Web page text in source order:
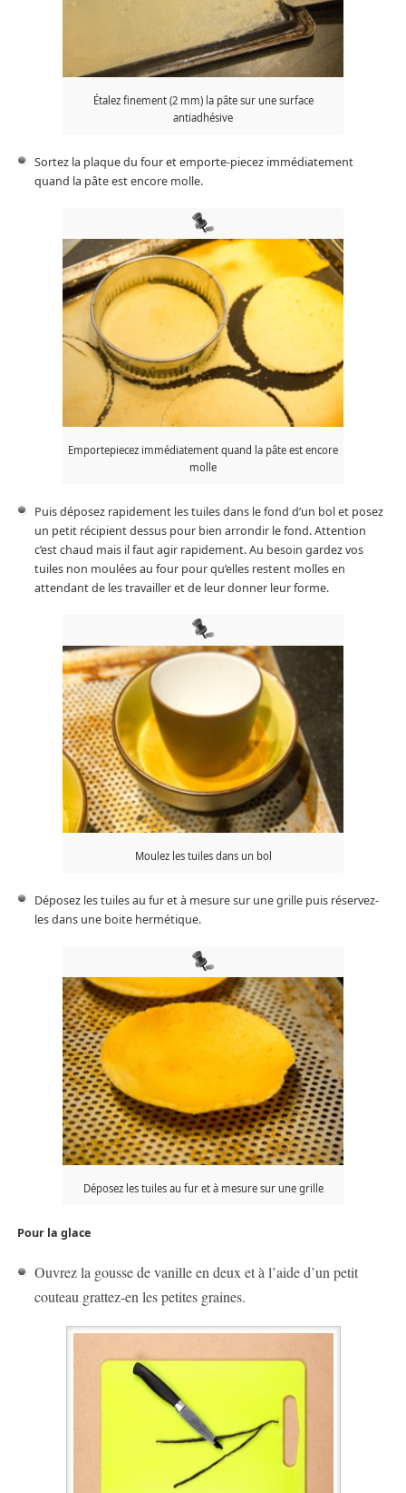
Étalez finement (2 mm) la pâte sur une surface
antiadhésive
Sortez la plaque du four et emporte-piecez immédiatement
quand la pâte est encore molle.
Emportepiecez immédiatement quand la pâte est encore
molle
Puis déposez rapidement les tuiles dans le fond d’un bol et posez
un petit récipient dessus pour bien arrondir le fond. Attention
c’est chaud mais il faut agir rapidement. Au besoin gardez vos
tuiles non moulées au four pour qu’elles restent molles en
attendant de les travailler et de leur donner leur forme.
Moulez les tuiles dans un bol
Déposez les tuiles au fur et à mesure sur une grille puis réservez-
les dans une boite hermétique.
Déposez les tuiles au fur et à mesure sur une grille
Pour la glace
Ouvrez la gousse de vanille en deux et à l’aide d’un petit
couteau grattez-en les petites graines.